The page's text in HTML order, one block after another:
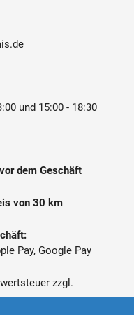
und 15:00 - 18:30
dem Geschäft
von 30 km
Pay, Google Pay
zzgl.